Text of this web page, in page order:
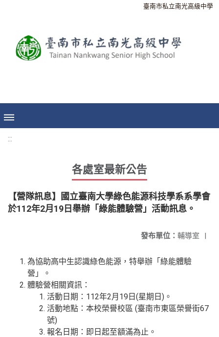
臺南市私立南光高級中學
:::
各處室最新公告
【營隊訊息】國立臺南大學綠色能源科技學系系學會
於112年2月19日舉辦「綠能體驗營」活動訊息。
發布單位： 輔導室 |
為協助高中生認識綠色能源，特舉辦「綠能體驗
營」。
體驗營相關資訊：
活動日期：112年2月19日(星期日)。
活動地點：本校榮譽校區 (臺南市東區榮譽街67
號)
報名日期：即日起至額滿為止。